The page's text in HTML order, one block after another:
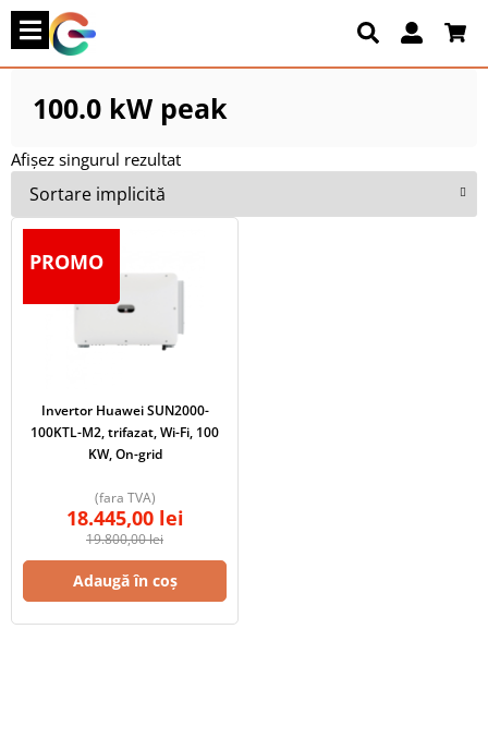
100.0 kW peak
Afișez singurul rezultat
PROMO
Invertor Huawei SUN2000-
100KTL-M2, trifazat, Wi-Fi, 100
KW, On-grid
19.800,00lei
18.445,00 lei
(fara TVA)
Adaugă în coș